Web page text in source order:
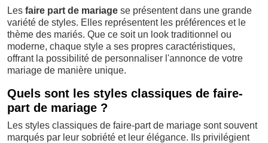
Les faire part de mariage se présentent dans une grande
variété de styles. Elles représentent les préférences et le
thème des mariés. Que ce soit un look traditionnel ou
moderne, chaque style a ses propres caractéristiques,
offrant la possibilité de personnaliser l'annonce de votre
mariage de manière unique.
Quels sont les styles classiques de faire-
part de mariage ?
Les styles classiques de faire-part de mariage sont souvent
marqués par leur sobriété et leur élégance. Ils privilégient